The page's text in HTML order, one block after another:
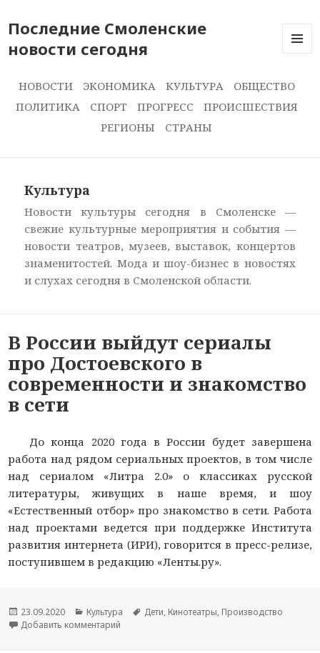
Последние Смоленские
новости сегодня
НОВОСТИ ЭКОНОМИКА КУЛЬТУРА
ОБЩЕСТВО
ПОЛИТИКА
СПОРТ ПРОГРЕСС
ПРОИСШЕСТВИЯ
РЕГИОНЫ
СТРАНЫ
Культура
Новости культуры сегодня в Смоленске —
свежие культурные мероприятия и события —
новости театров, музеев, выставок, концертов
знаменитостей. Мода и шоу-бизнес в новостях
и слухах сегодня в Смоленской области.
В России выйдут сериалы
про Достоевского в
современности и знакомство
в сети
До конца 2020 года в России будет завершена
работа над рядом сериальных проектов, в том числе
над сериалом «Литра 2.0» о классиках русской
литературы, живущих в наше время, и шоу
«Естественный отбор» про знакомство в сети. Работа
над проектами ведется при поддержке Института
развития интернета (ИРИ), говорится в пресс-релизе,
поступившем в редакцию «Ленты.ру».
Опубликовано
23.09.2020 Рубрики
Культура Метки
Дети, Кинотеатры, Производство
Добавить комментарий